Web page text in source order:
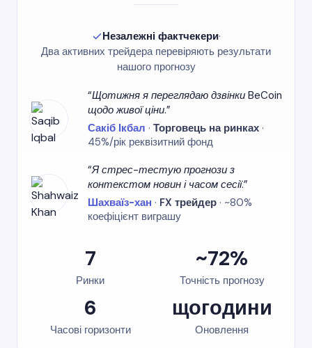
Незалежні фактчекери·
Два активних трейдера перевіряють результати
нашого прогнозу
Щотижня я переглядаю дзвінки BeCoin
щодо живої ціни.
Сакіб Ікбал · Торговець на ринках ·
45%/рік реквізитний фонд
Я стрес-тестую прогнози з
контекстом новин і часом сесії.
Шахваїз-хан · FX трейдер · ~80%
коефіцієнт виграшу
7
Ринки
~72%
Точність прогнозу
6
Часові горизонти
щогодини
Оновлення